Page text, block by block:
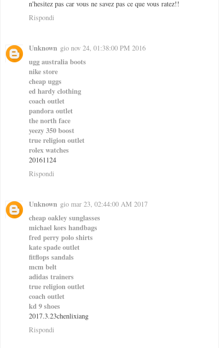
n'hesitez pas car vous ne savez pas ce que vous ratez!!
Rispondi
Unknown gio nov 24, 01:38:00 PM 2016
ugg australia boots
nike store
cheap uggs
ed hardy clothing
coach outlet
pandora outlet
the north face
yeezy 350 boost
true religion outlet
rolex watches
20161124
Rispondi
Unknown gio mar 23, 02:44:00 AM 2017
cheap oakley sunglasses
michael kors handbags
fred perry polo shirts
kate spade outlet
fitflops sandals
mcm belt
adidas trainers
true religion outlet
coach outlet
kd 9 shoes
2017.3.23chenlixiang
Rispondi